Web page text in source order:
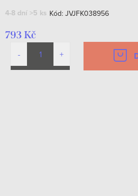
4-8 dní >5 ks Kód: JVJFK038956
793 Kč